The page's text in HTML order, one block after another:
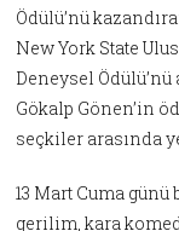
Ödülü’nü
New York State
Deneysel
Gökalp Gönen’in
seçkiler arasında
13 Mart Cuma
gerilim, kara